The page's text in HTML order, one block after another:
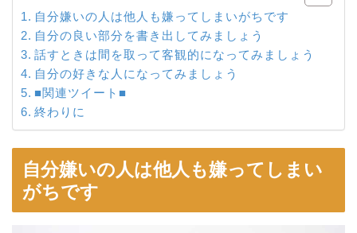
自分嫌いの人は他人も嫌ってしまいがちです
自分の良い部分を書き出してみましょう
話すときは間を取って客観的になってみましょう
自分の好きな人になってみましょう
■関連ツイート■
終わりに
自分嫌いの人は他人も嫌ってしまい
がちです